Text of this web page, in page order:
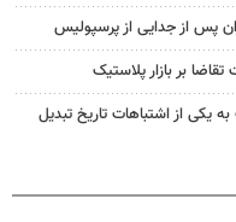
پس از جدایی از پرسپولیس
بر بازار پلاستیک
یکی از اشتباهات تاریخ تبدیل